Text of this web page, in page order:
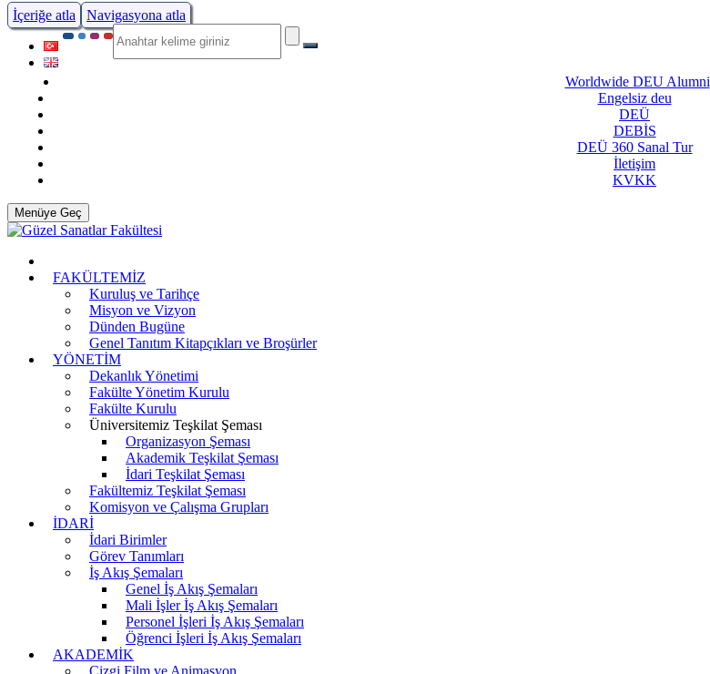
İçeriğe atla Navigasyona atla
Worldwide DEU Alumni
Engelsiz deu
DEÜ
DEBİS
DEÜ 360 Sanal Tur
İletişim
KVKK
Menüye Geç
FAKÜLTEMİZ
Kuruluş ve Tarihçe
Misyon ve Vizyon
Dünden Bugüne
Genel Tanıtım Kitapçıkları ve Broşürler
YÖNETİM
Dekanlık Yönetimi
Fakülte Yönetim Kurulu
Fakülte Kurulu
Üniversitemiz Teşkilat Şeması
Organizasyon Şeması
Akademik Teşkilat Şeması
İdari Teşkilat Şeması
Fakültemiz Teşkilat Şeması
Komisyon ve Çalışma Grupları
İDARİ
İdari Birimler
Görev Tanımları
İş Akış Şemaları
Genel İş Akış Şemaları
Mali İşler İş Akış Şemaları
Personel İşleri İş Akış Şemaları
Öğrenci İşleri İş Akış Şemaları
AKADEMİK
Çizgi Film ve Animasyon